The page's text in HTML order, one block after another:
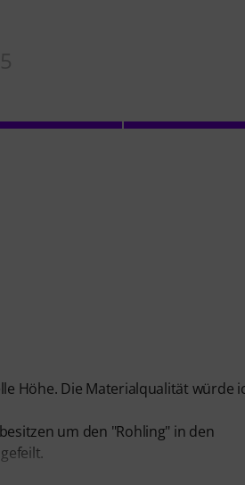
Höhe. Die Materialqualität würde
um den "Rohling" in den